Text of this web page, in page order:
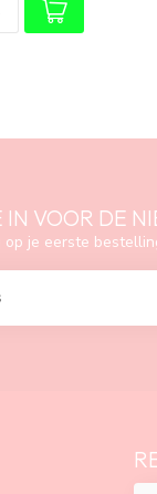
IN VOOR DE
op je eerste